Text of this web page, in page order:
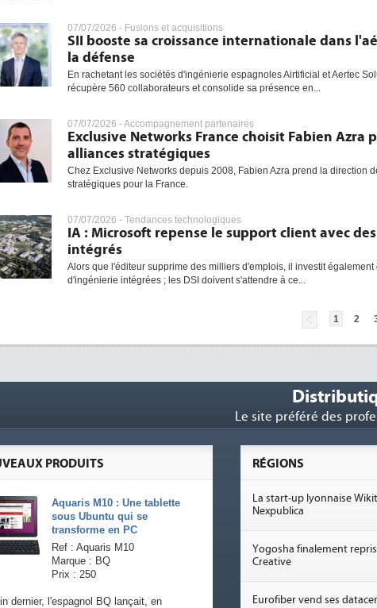
07/07/2026 - Fusions et acquisitions
SII booste sa croissance internationale dans
la défense
En rachetant les sociétés d'ingénierie espagnoles Airtificial et Aertec
récupère 560 collaborateurs et consolide sa présence en...
07/07/2026 -Accompagnement partenaires
Exclusive Networks France choisit Fabien Azra
alliances stratégiques
Chez Exclusive Networks depuis 2008, Fabien Azra prend la direction
stratégiques pour la France.
07/07/2026 - Tendances technologiques
IA : Microsoft repense le support client avec
intégrés
Alors que l'éditeur supprime des milliers d'emplois, il investit
d'ingénierie intégrées ; les DSI doivent s'attendre à ce...
1 2
Le site préféré des
PRODUITS
Aquaris M10 : Une tablette
sous Ubuntu qui se
transforme en PC
Ref : Aquaris M10
Marque : BQ
Prix : 250
dernier, l'espagnol BQ lançait, en
RÉGIONS
La start-up lyonnaise
Nexpublica
Yogosha finalement
Creative
Eurofiber vend ses